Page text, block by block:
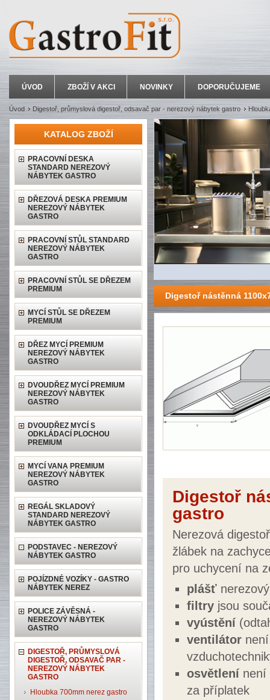
ÚVOD ZBOŽÍ V AKCI NOVINKY DOPORUČUJEME
Úvod Digestoř, průmyslová digestoř, odsavač par - nerezový nábytek gastro
KATALOG ZBOŽÍ
PRACOVNÍ DESKA
STANDARD NEREZOVÝ
NÁBYTEK GASTRO
DŘEZOVÁ DESKA PREMIUM
NEREZOVÝ NÁBYTEK
GASTRO
PRACOVNÍ STŮL STANDARD
NEREZOVÝ NÁBYTEK
GASTRO
PRACOVNÍ STŮL SE DŘEZEM
PREMIUM
MYCÍ STŮL SE DŘEZEM
PREMIUM
DŘEZ MYCÍ PREMIUM
NEREZOVÝ NÁBYTEK
GASTRO
DVOUDŘEZ MYCÍ PREMIUM
NEREZOVÝ NÁBYTEK
GASTRO
DVOUDŘEZ MYCÍ S
ODKLÁDACÍ PLOCHOU
PREMIUM
MYCÍ VANA PREMIUM
NEREZOVÝ NÁBYTEK
GASTRO
REGÁL SKLADOVÝ
STANDARD NEREZOVÝ
NÁBYTEK GASTRO
PODSTAVEC - NEREZOVÝ
NÁBYTEK GASTRO
POJÍZDNÉ VOZÍKY - GASTRO
NÁBYTEK NEREZ
POLICE ZÁVĚSNÁ -
NEREZOVÝ NÁBYTEK
GASTRO
DIGESTOŘ, PRŮMYSLOVÁ
DIGESTOŘ, ODSAVAČ PAR -
NEREZOVÝ NÁBYTEK
GASTRO
Hloubka 700mm nerez gastro
Digestoř nástěnná
Digestoř
gastro
Nerezová
žlábek na
pro uchycení na
plášť
filtry jsou
vyústění
ventilátor
osvětlení není
za příplatek